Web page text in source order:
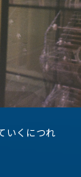
いくにつれ